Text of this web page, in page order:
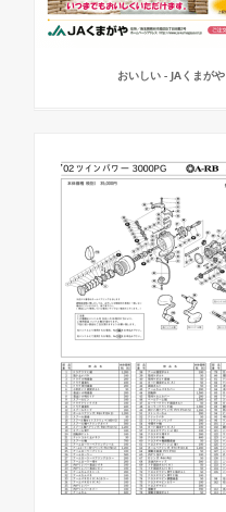
おいしい - JAくまがや